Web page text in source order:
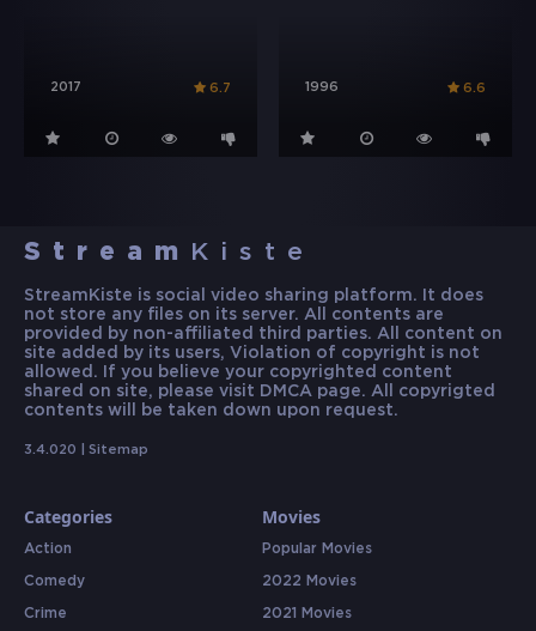
2017 6.7 1996 6.6
Stream Kiste
StreamKiste is social video sharing platform. It does
not store any files on its server. All contents are
provided by non-affiliated third parties. All content on
site added by its users, Violation of copyright is not
allowed. If you believe your copyrighted content
shared on site, please visit DMCA page. All copyrigted
contents will be taken down upon request.
3.4.020 | Sitemap
Categories
Action
Comedy
Crime
Movies
Popular Movies
2022 Movies
2021 Movies